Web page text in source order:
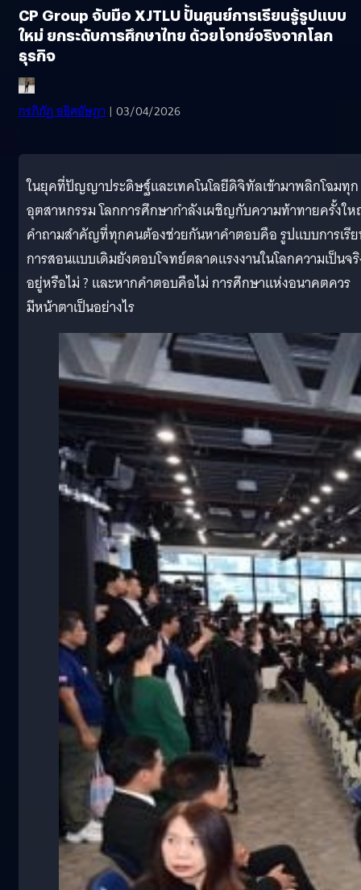
CP Group จับมือ XJTLU ปั้นศูนย์การเรียนรู้รูปแบบ
ใหม่ ยกระดับการศึกษาไทย ด้วยโจทย์จริงจากโลก
ธุรกิจ
กรภิภัฏ อธิศอัษฎา | 03/04/2026
ในยุคที่ปัญญาประดิษฐ์และเทคโนโลยีดิจิทัลเข้ามาพลิกโฉมทุก
อุตสาหกรรม โลกการศึกษากำลังเผชิญกับความท้าทายครั้งใ
คำถามสำคัญที่ทุกคนต้องช่วยกันหาคำตอบคือ รูปแบบการเรี
การสอนแบบเดิมยังตอบโจทย์ตลาดแรงงานในโลกความเป็นจ
อยู่หรือไม่ ? และหากคำตอบคือไม่ การศึกษาแห่งอนาคตควร
มีหน้าตาเป็นอย่างไร